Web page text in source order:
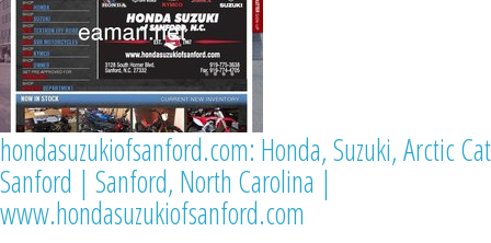
hondasuzukiofsanford.com: Honda, Suzuki, Arctic Cat
Sanford | Sanford, North Carolina |
www.hondasuzukiofsanford.com